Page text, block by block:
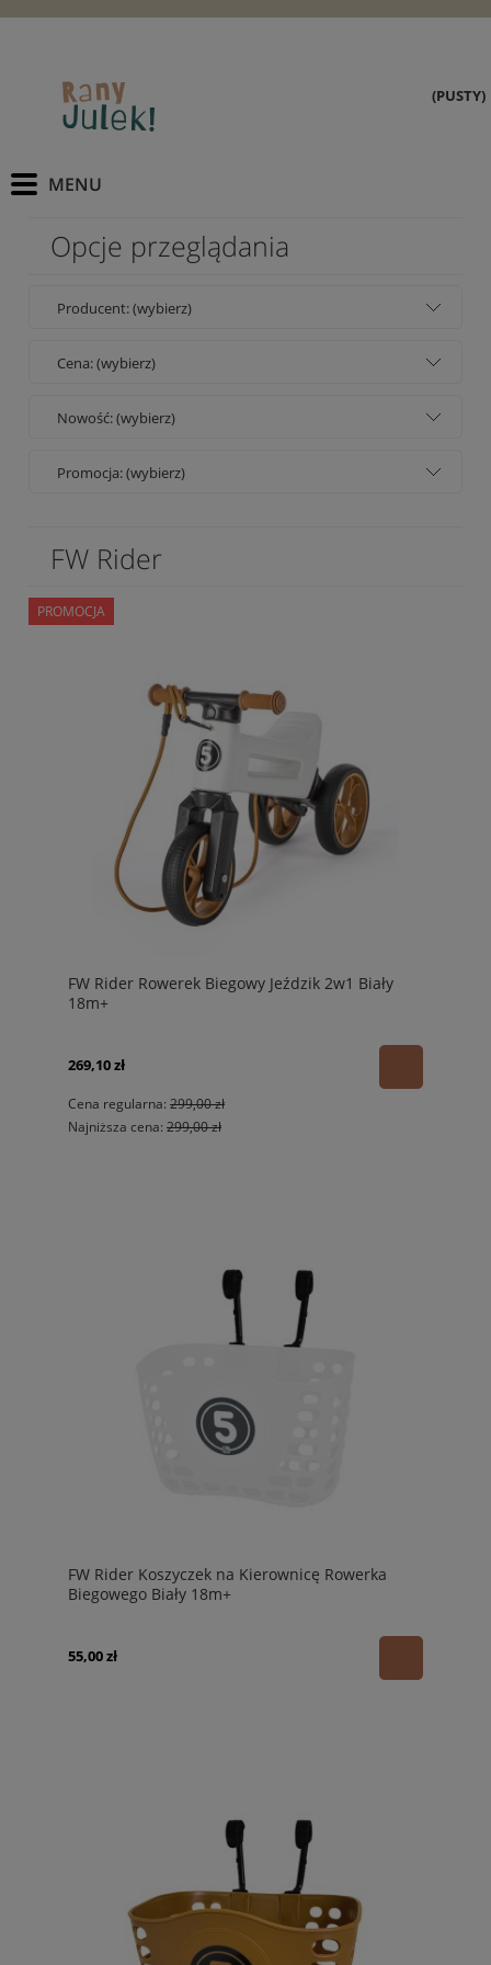
(PUSTY)
Opcje przeglądania
Producent: (wybierz)
Cena: (wybierz)
Nowość: (wybierz)
Promocja: (wybierz)
FW Rider
FW Rider Rowerek Biegowy Jeździk 2w1 Biały
18m+
269,10 zł
Cena regularna: 299,00 zł
Najniższa cena: 299,00 zł
PROMOCJA
FW Rider Koszyczek na Kierownicę Rowerka
Biegowego Biały 18m+
55,00 zł